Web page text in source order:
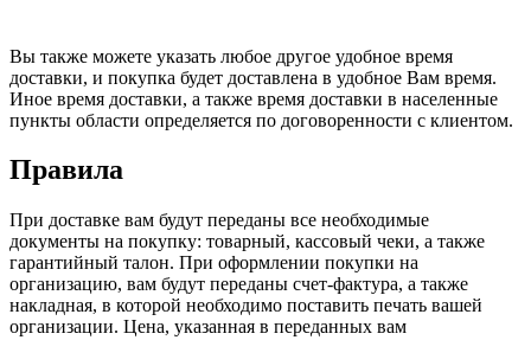
Вы также можете указать любое другое удобное время
доставки, и покупка будет доставлена в удобное Вам время.
Иное время доставки, а также время доставки в населенные
пункты области определяется по договоренности с клиентом.
Правила
При доставке вам будут переданы все необходимые
документы на покупку: товарный, кассовый чеки, а также
гарантийный талон. При оформлении покупки на
организацию, вам будут переданы счет-фактура, а также
накладная, в которой необходимо поставить печать вашей
организации. Цена, указанная в переданных вам